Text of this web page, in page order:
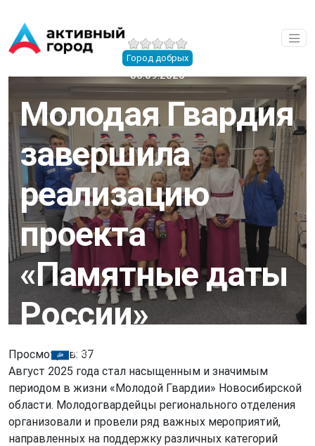
Город добрых
05.09.2025
Молодая Гвардия
завершила
реализацию
проекта
«Памятные даты
России»
НРО ВОО «Молодая Гвардия Единой России»
Просмотров: 37
Август 2025 года стал насыщенным и значимым
периодом в жизни «Молодой Гвардии» Новосибирской
области. Молодогвардейцы регионального отделения
организовали и провели ряд важных мероприятий,
направленных на поддержку различных категорий